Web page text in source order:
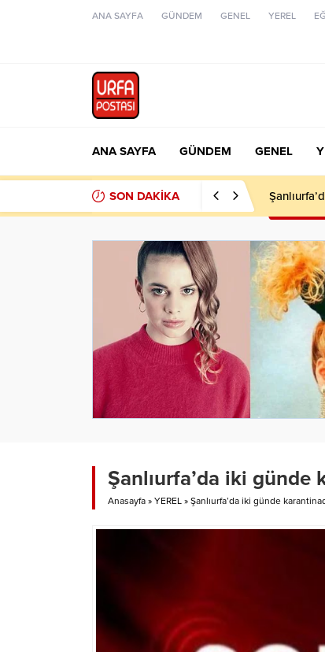
ANA SAYFA GÜNDEM GENEL YEREL
ANA SAYFA GÜNDEM GENEL
SON DAKİKA
Şanlıurfa’da iki
Anasayfa » YEREL » Şanlıurfa’da iki günde